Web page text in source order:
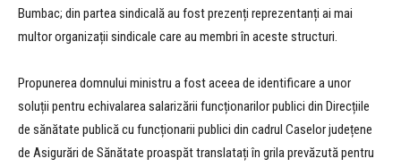
Bumbac; din partea sindicală au fost prezenți reprezentanți ai mai
multor organizații sindicale care au membri în aceste structuri.
Propunerea domnului ministru a fost aceea de identificare a unor
soluții pentru echivalarea salarizării funcționarilor publici din Direcțiile
de sănătate publică cu funcționarii publici din cadrul Caselor județene
de Asigurări de Sănătate proaspăt translatați în grila prevăzută pentru